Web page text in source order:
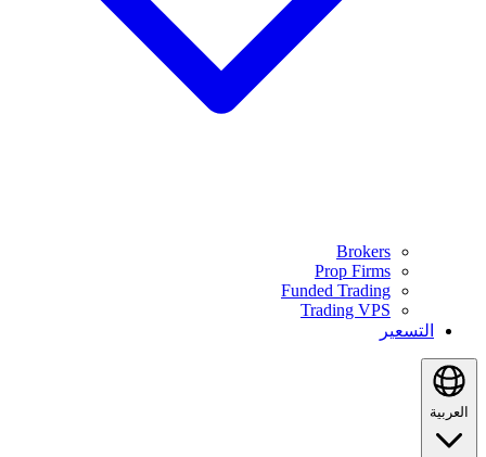
Brokers
Prop Firms
Funded Trading
Trading VPS
التسعير
العربية